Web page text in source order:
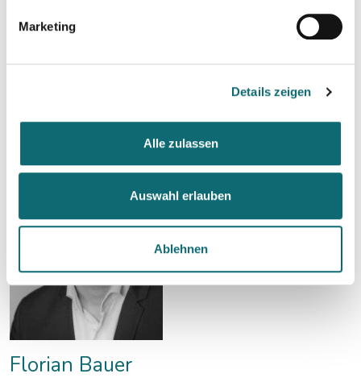
Marketing
Details zeigen
Alle zulassen
Auswahl erlauben
Ablehnen
Max. Teilnehmer:innen-Zahl: 12
Florian Bauer